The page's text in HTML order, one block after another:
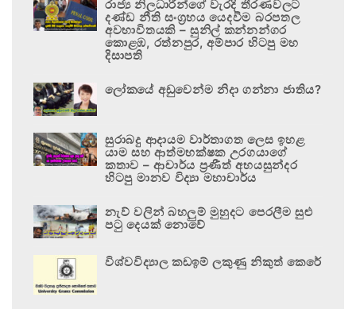
රාජ්‍ය නිලධාරීන්ගේ වැරදි තීරණවලට
දණ්ඩ නීති සංග්‍රහය යෙදවීම බරපතල
අවභාවිතයකි – සුනිල් කන්නන්ගර
කොළඹ, රත්නපුර, අම්පාර හිටපු මහ
දිසාපති
ලෝකයේ අඩුවෙන්ම නිදා ගන්නා ජාතිය?
සුරාබදු ආදායම වාර්තාගත ලෙස ඉහළ
යාම සහ ආත්මභක්ෂක උරගයාගේ
කතාව – ආචාර්ය ප්‍රණීත් අභයසුන්දර
හිටපු මානව විද්‍යා මහාචාර්ය
නැව් වලින් බහලුම් මුහුදට පෙරලීම සුළු
පටු දෙයක් නොවේ
විශ්වවිද්‍යාල කඩඉම් ලකුණු නිකුත් කෙරේ